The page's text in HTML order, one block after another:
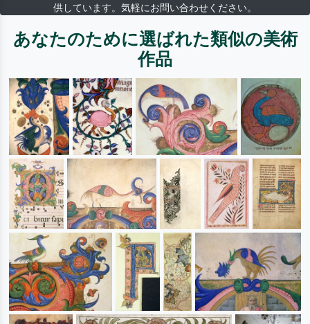
供しています。気軽にお問い合わせください。
あなたのために選ばれた類似の美術
作品